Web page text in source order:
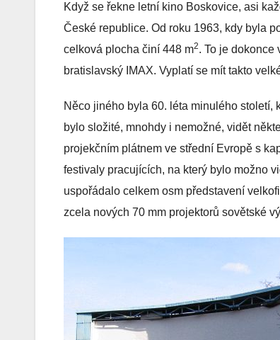
Když se řekne letní kino Boskovice, asi
České republice. Od roku 1963, kdy byla
celková plocha činí 448 m2. To je dokonce
bratislavský IMAX. Vyplatí se mít takto
Něco jiného byla 60. léta minulého
bylo složité, mnohdy i nemožné, vidět
projekčním plátnem ve střední Evropě s
festivaly pracujících, na který bylo možno
uspořádalo celkem osm představení
zcela nových 70 mm projektorů sovětské